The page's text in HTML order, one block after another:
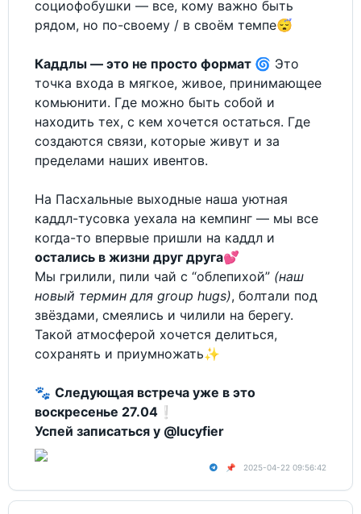
социофобушки — все, кому важно быть
рядом, но по-своему / в своём темпе😴
Каддлы — это не просто формат 🌀 Это
точка входа в мягкое, живое, принимающее
комьюнити. Где можно быть собой и
находить тех, с кем хочется остаться. Где
создаются связи, которые живут и за
пределами наших ивентов.
На Пасхальные выходные наша уютная
каддл-тусовка уехала на кемпинг — мы все
когда-то впервые пришли на каддл и
остались в жизни друг друга💕
Мы грилили, пили чай с “облепихой” (наш
новый термин для group hugs), болтали под
звёздами, смеялись и чилили на берегу.
Такой атмосферой хочется делиться,
сохранять и приумножать✨
🐾 Следующая встреча уже в это
воскресенье 27.04 ❕
Успей записаться у @lucyfier
2025-04-22 09:56:42
📌